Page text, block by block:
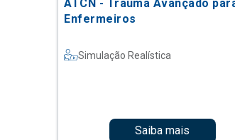
ATCN - Trauma Avançado
Enfermeiros
Simulação Realística
Saiba mais